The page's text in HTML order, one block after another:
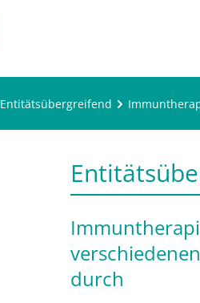
Entitätsübergreifend
durch